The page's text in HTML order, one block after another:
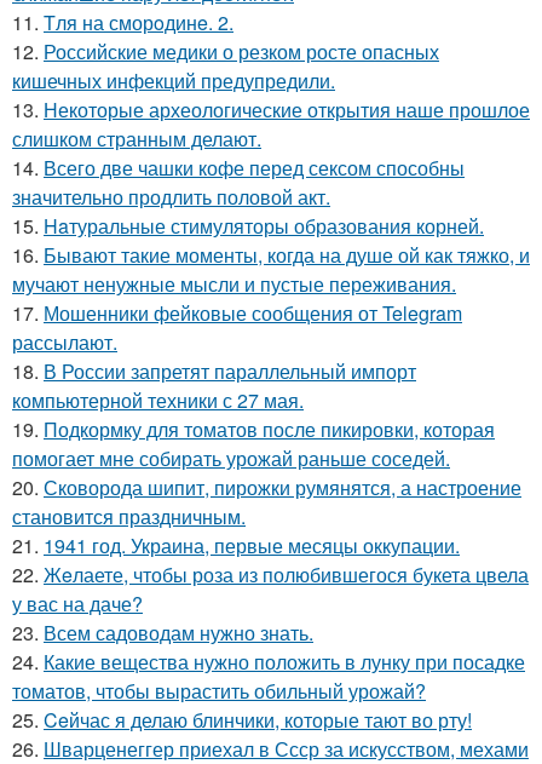
11. Tля на сморoдинe. 2.
12. Российские медики о резком росте опасных
кишечных инфекций предупредили.
13. Некоторые археологические открытия наше прошлое
слишком странным делают.
14. Всего две чашки кофе перед сексом способны
значительно продлить половой акт.
15. Haтуральные стимуляторы образования корней.
16. Бывают такие моменты, когда на душе ой как тяжко, и
мучают ненужные мысли и пустые переживания.
17. Мошенники фейковые сообщения от Telegram
рассылают.
18. В России запретят параллельный импорт
компьютерной техники с 27 мая.
19. Подкормку для томатов после пикировки, которая
помогает мне собирать урожай раньше соседей.
20. Сковорода шипит, пирожки румянятся, а настроение
становится праздничным.
21. 1941 год. Украина, первые месяцы оккупации.
22. Жeлаете, чтобы роза из полюбившегося букета цвела
у вас на даче?
23. Всем садоводам нужно знать.
24. Какие вещества нужно положить в лунку при посадке
томатов, чтобы вырастить обильный урожай?
25. Ceйчас я делаю блинчики, которые тают во рту!
26. Шварценеггер приехал в Ссср за искусством, мехами